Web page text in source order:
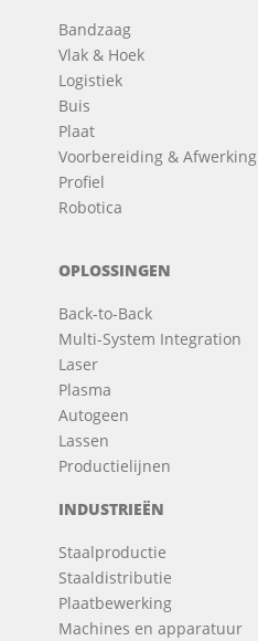
Bandzaag
Vlak & Hoek
Logistiek
Buis
Plaat
Voorbereiding & Afwerking
Profiel
Robotica
OPLOSSINGEN
Back-to-Back
Multi-System Integration
Laser
Plasma
Autogeen
Lassen
Productielijnen
INDUSTRIEËN
Staalproductie
Staaldistributie
Plaatbewerking
Machines en apparatuur